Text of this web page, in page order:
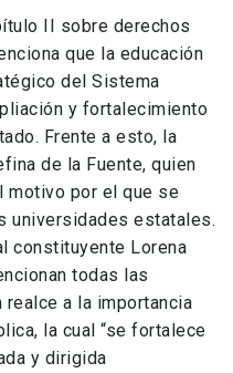
II sobre derechos
que la educación
del Sistema
y fortalecimiento
Frente a esto, la
de la Fuente, quien
motivo por el que se
universidades estatales.
constituyente Lorena
todas las
a la importancia
la cual “se fortalece
y dirigida